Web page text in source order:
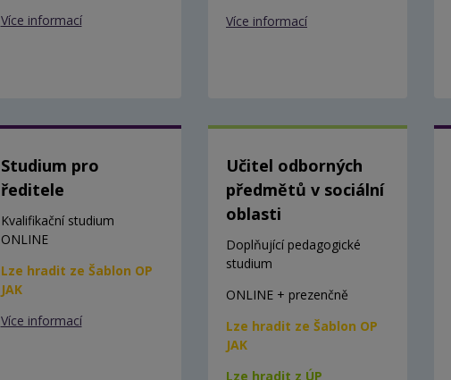
Více informací
Více informací
Studium pro
ředitele
Kvalifikační studium
ONLINE
Lze hradit ze Šablon OP
JAK
Více informací
Učitel odborných
předmětů v sociální
oblasti
Doplňující pedagogické
studium
ONLINE + prezenčně
Lze hradit ze Šablon OP
JAK
Lze hradit z ÚP